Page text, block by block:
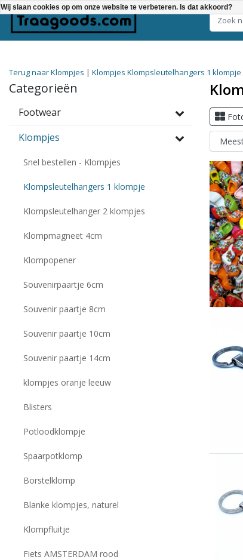
Terug naar Klompjes | Klompjes Klompsleutelhangers 1 klompje
Categorieën
Footwear
Klompjes
Snel bestellen - Klompjes
Klompsleutelhangers 1 klompje
Klompsleutelhanger 2 klompjes
Klompmagneet 4cm
Klompopener
Souvenirpaartje 6cm
Souvenir paartje 8cm
Souvenir paartje 10cm
Souvenir paartje 14cm
klompjes oranje leeuw
Blisters
Potloodklompje
Spaarpotklomp
Borstelklomp
Blanke klompjes, naturel
Klompfluitje
Fiets AMSTERDAM rood
Wij slaan cookies op om onze website te verbeteren. Is dat akkoord?